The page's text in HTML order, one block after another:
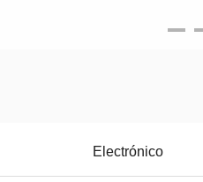
Electrónico